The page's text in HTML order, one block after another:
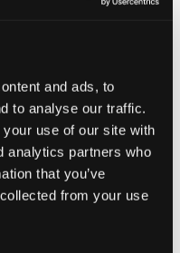
and ads, to
to analyse our traffic.
use of our site with
analytics partners who
that you’ve
from your use
Stor